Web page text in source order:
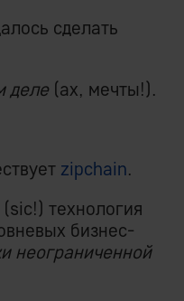
сделать
деле (ах, мечты!).
zipchain.
технология
бизнес-
неограниченной